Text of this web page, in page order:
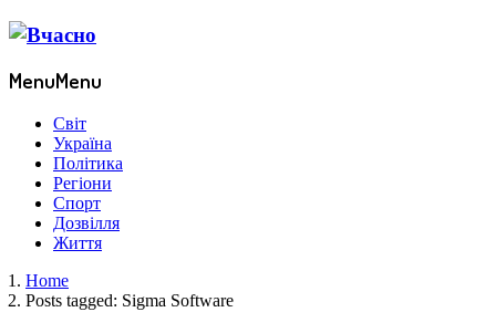
MenuMenu
Світ
Україна
Політика
Регіони
Спорт
Дозвілля
Життя
Home
Posts tagged: Sigma Software